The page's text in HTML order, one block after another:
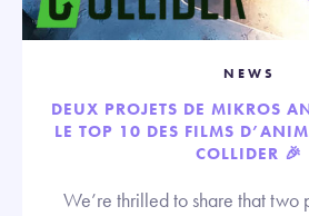
NEWS
DEUX PROJETS DE MIKROS
LE TOP 10 DES FILMS
COLLIDER 🎉
We’re thrilled to share that two